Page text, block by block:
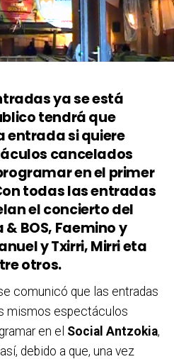
ya se está
tendrá que
entrada si quiere
cancelados
en el primer
todas las entradas
el concierto del
BOS, Faemino y
y Txirri, Mirri eta
otros.
comunicó que las entradas
mismos espectáculos
en el Social Antzokia,
debido a que, una vez